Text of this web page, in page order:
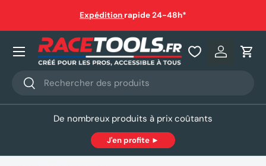
Aller au contenu
Expédition rapide 24-48h*
Recherche
Rechercher
Se
Nos produits
De nombreux produits à prix coûtants
J'en profite ►